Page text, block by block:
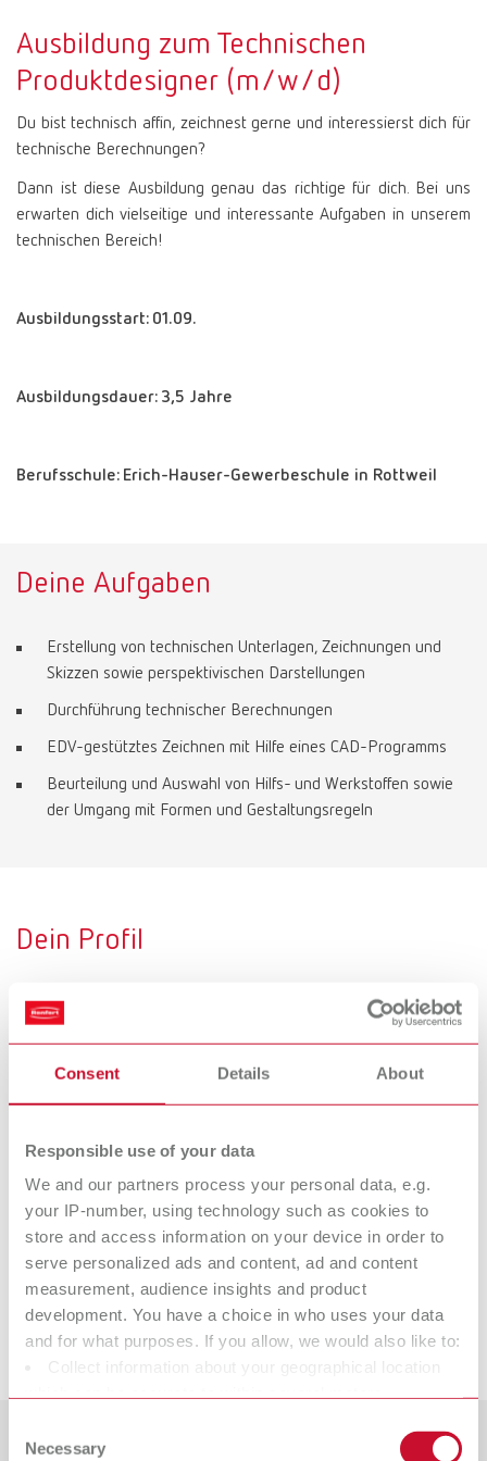
Consent Details About
Responsible use of your data
We and our partners process your personal data, e.g.
your IP-number, using technology such as cookies to
store and access information on your device in order to
serve personalized ads and content, ad and content
measurement, audience insights and product
development. You have a choice in who uses your data
and for what purposes. If you allow, we would also like to:
Collect information about your geographical location
characteristics (fingerprinting)
Selection
Necessary
Ausbildung zum Technischen
Produktdesigner (m/w/d)
Du bist technisch affin, zeichnest gerne und interessierst dich für
technische Berechnungen?
Dann ist diese Ausbildung genau das richtige für dich. Bei uns
erwarten dich vielseitige und interessante Aufgaben in unserem
technischen Bereich!
Ausbildungsstart: 01.09.
Ausbildungsdauer: 3,5 Jahre
Berufsschule: Erich-Hauser-Gewerbeschule in Rottweil
Deine Aufgaben
Erstellung von technischen Unterlagen, Zeichnungen und
Skizzen sowie perspektivischen Darstellungen
Durchführung technischer Berechnungen
EDV-gestütztes Zeichnen mit Hilfe eines CAD-Programms
Beurteilung und Auswahl von Hilfs- und Werkstoffen sowie
der Umgang mit Formen und Gestaltungsregeln
Dein Profil
Mindestens einen guten Realschulabschluss
Genaue, korrekte und saubere Arbeitsweise
Technisches Verständnis und räumliches
Vorstellungsvermögen
Gute Mathematikkenntnisse
Konzentrationsfähigkeit, Zuverlässigkeit und Ausdauer
Schicke uns deine vollständige Bewerbung bevorzugt perE-Mail